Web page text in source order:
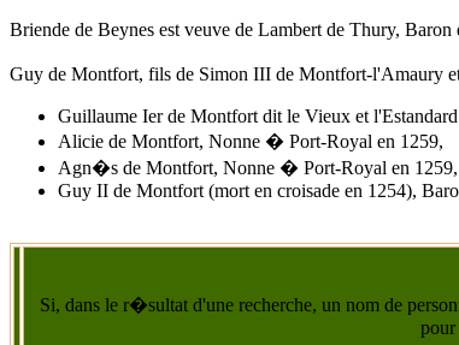
Briende de Beynes est veuve de Lambert de Thury, Baron
Guy de Montfort, fils de Simon III de Montfort-l'Amaury
Guillaume Ier de Montfort dit le Vieux et
Alicie de Montfort, Nonne � Port-Royal en 1259,
Agn�s de Montfort, Nonne � Port-Royal en 1259,
Guy II de Montfort (mort en croisade en 1254),
Si, dans le r�sultat d'une recherche, un nom de
pour